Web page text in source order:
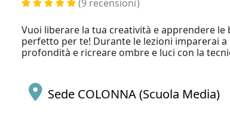
(9 recensioni)
Vuoi liberare la tua creatività e apprendere le
perfetto per te! Durante le lezioni imparerai
profondità e ricreare ombre e luci con la
Sede COLONNA (Scuola Media)